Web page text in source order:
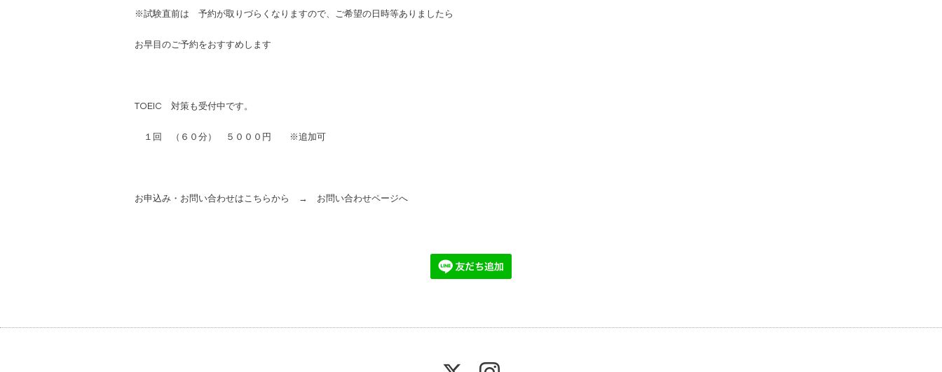
※試験直前は 予約が取りづらくなりますので、ご希望の日時等ありましたら
お早目のご予約をおすすめします
TOEIC 対策も受付中です。
１回 （６０分） ５０００円 ※追加可
お申込み・お問い合わせはこちらから → お問い合わせページへ